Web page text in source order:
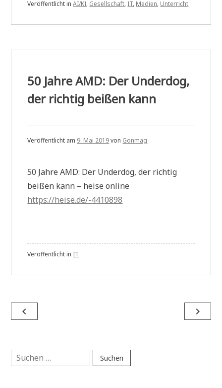
Veröffentlicht inAI/KI, Gesellschaft, IT, Medien, Unterricht
50 Jahre AMD: Der Underdog,
der richtig beißen kann
Veröffentlicht am 9. Mai 2019von Gonmag
50 Jahre AMD: Der Underdog, der richtig
beißen kann – heise online
https://heise.de/-4410898
Veröffentlicht in IT
Beitragsnavigation
navigate_before navigate_next
Suchen
nach: